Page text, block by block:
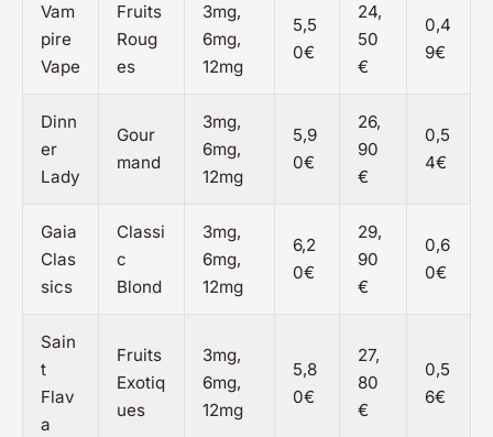
Vam
pire
Vape
Fruits
Roug
es
3mg,
6mg,
12mg
5,5
0€
24,
50
€
0,4
9€
Dinn
er
Lady
Gour
mand
3mg,
6mg,
12mg
5,9
0€
26,
90
€
0,5
4€
Gaia
Clas
sics
Classi
c
Blond
3mg,
6mg,
12mg
6,2
0€
29,
90
€
0,6
0€
Sain
t
Flav
a
Fruits
Exotiq
ues
3mg,
6mg,
12mg
5,8
0€
27,
80
€
0,5
6€